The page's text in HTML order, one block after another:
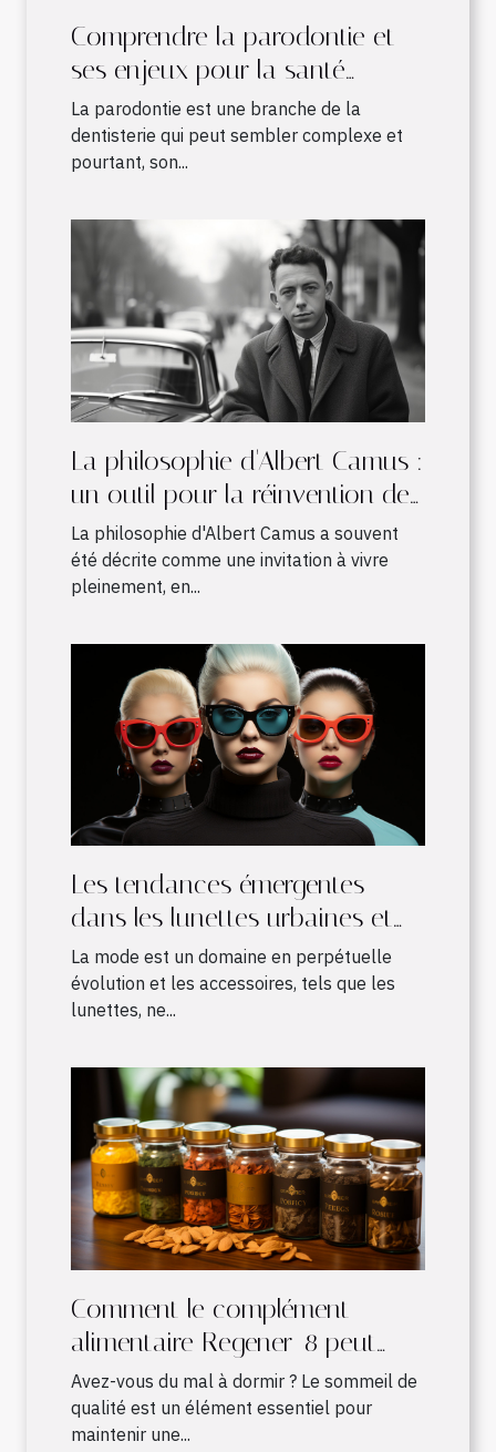
Comprendre la parodontie et
ses enjeux pour la santé
bucco-dentaire
La parodontie est une branche de la
dentisterie qui peut sembler complexe et
pourtant, son...
La philosophie d'Albert Camus :
un outil pour la réinvention de
notre monde par les enfants
La philosophie d'Albert Camus a souvent
été décrite comme une invitation à vivre
pleinement, en...
Les tendances émergentes
dans les lunettes urbaines et
leur influence sur la mode
La mode est un domaine en perpétuelle
évolution et les accessoires, tels que les
lunettes, ne...
Comment le complément
alimentaire Regener-8 peut
améliorer votre sommeil
Avez-vous du mal à dormir ? Le sommeil de
qualité est un élément essentiel pour
maintenir une...